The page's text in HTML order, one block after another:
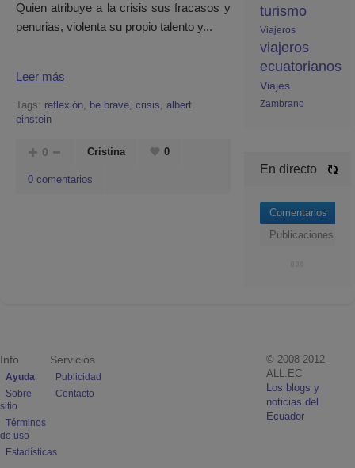
Quien atribuye a la crisis sus fracasos y
penurias, violenta su propio talento y...
Leer más
Tags: reflexión, be brave, crisis, albert
einstein
0 Cristina 0
0 comentarios
turismo
Viajeros
viajeros
ecuatorianos
Viajes
Zambrano
En directo
Comentarios
Publicaciones
Info
Ayuda
Sobre
sitio
Términos
de uso
Estadísticas
Servicios
Publicidad
Contacto
© 2008-2012
ALL.EC
Los blogs y
noticias del
Ecuador